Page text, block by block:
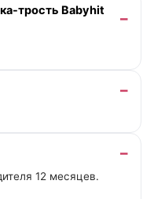
трость Babyhit
12 месяцев.